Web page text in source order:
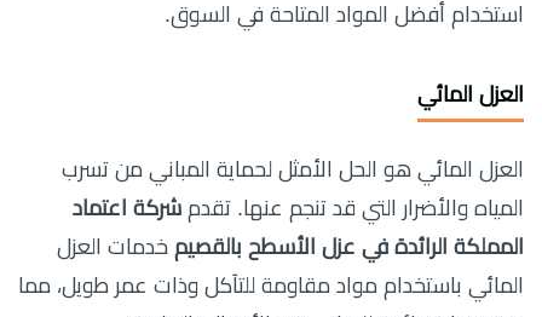
استخدام أفضل المواد المتاحة في السوق.
العزل المائي
العزل المائي هو الحل الأمثل لحماية المباني من تسرب
المياه والأضرار التي قد تنجم عنها. تقدم شركة اعتماد
المملكة الرائدة في عزل الأسطح بالقصيم خدمات العزل
المائي باستخدام مواد مقاومة للتآكل وذات عمر طويل، مما